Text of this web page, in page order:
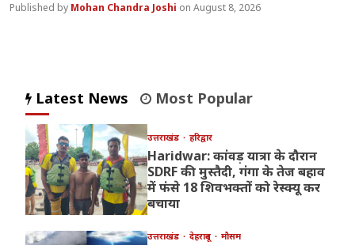
Mohan Chandra Joshi August 8, 2026
Latest News Most Popular
उत्तराखंड हरिद्वार
Haridwar: कांवड़ यात्रा के दौरान
SDRF की मुस्तैदी, गंगा के तेज बहाव
में फंसे 18 शिवभक्तों को रेस्क्यू कर
बचाया
उत्तराखंड देहरादून मौसम